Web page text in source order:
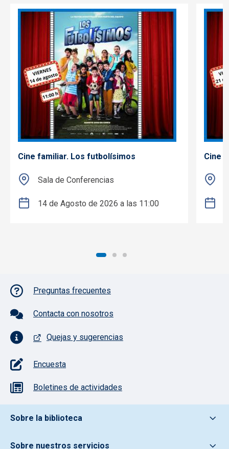
Cine familiar. Los futbolísimos
Sala de Conferencias
14 de Agosto de 2026 a las 11:00
Cine
Pie de página con iconos
Preguntas frecuentes
Contacta con nosotros
Quejas y sugerencias
Encuesta
Boletines de actividades
Pie de pagina información
Sobre la biblioteca
Sobre nuestros servicios